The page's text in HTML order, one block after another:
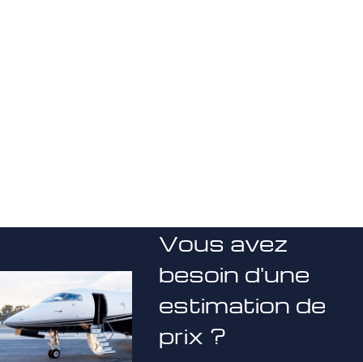
Vous avez
besoin d'une
estimation de
prix ?